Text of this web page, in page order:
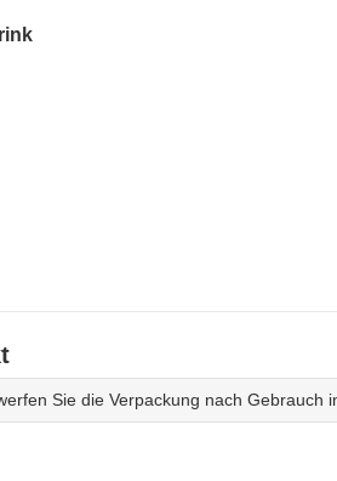
Sie die Verpackung nach Gebrauch